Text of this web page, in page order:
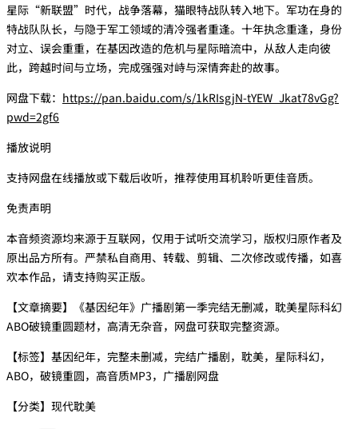
星际“新联盟”时代，战争落幕，猫眼特战队转入地下。军功在身的
特战队队长，与隐于军工领域的清冷强者重逢。十年执念重逢，身份
对立、误会重重，在基因改造的危机与星际暗流中，从敌人走向彼
此，跨越时间与立场，完成强强对峙与深情奔赴的故事。
网盘下载： https://pan.baidu.com/s/1kRIsgjN-tYEW_Jkat78vGg?
pwd=2gf6
播放说明
支持网盘在线播放或下载后收听，推荐使用耳机聆听更佳音质。
免责声明
本音频资源均来源于互联网，仅用于试听交流学习，版权归原作者及
原出品方所有。严禁私自商用、转载、剪辑、二次修改或传播，如喜
欢本作品，请支持购买正版。
【文章摘要】《基因纪年》广播剧第一季完结无删减，耽美星际科幻
ABO破镜重圆题材，高清无杂音，网盘可获取完整资源。
【标签】基因纪年，完整未删减，完结广播剧，耽美，星际科幻，
ABO，破镜重圆，高音质MP3，广播剧网盘
【分类】现代耽美